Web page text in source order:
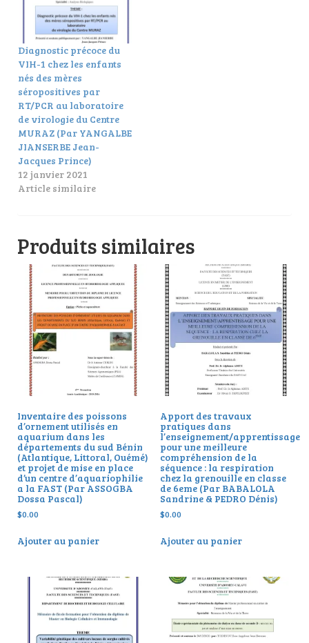
Diagnostic précoce du
VIH-1 chez les enfants
nés des mères
séropositives par
RT/PCR au laboratoire
de virologie du Centre
MURAZ (Par YANGALBE
JIANSERBE Jean-
Jacques Prince)
12 janvier 2021
Article similaire
Produits similaires
Inventaire des poissons
d’ornement utilisés en
aquarium dans les
départements du sud Bénin
(Atlantique, Littoral, Ouémé)
et projet de mise en place
d’un centre d’aquariophilie
a la FAST (Par ASSOGBA
Dossa Pascal)
$0.00
Ajouter au panier
Apport des travaux
pratiques dans
l’enseignement/apprentissage
pour une meilleure
compréhension de la
séquence : la respiration
chez la grenouille en classe
de 6eme (Par BABALOLA
Sandrine & PEDRO Dénis)
$0.00
Ajouter au panier